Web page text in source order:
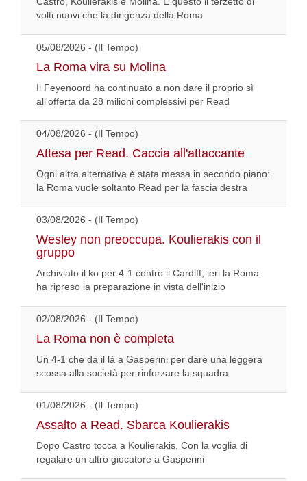
volti nuovi che la dirigenza della Roma
05/08/2026 - (Il Tempo)
La Roma vira su Molina
Il Feyenoord ha continuato a non dare il proprio sì
all'offerta da 28 milioni complessivi per Read
04/08/2026 - (Il Tempo)
Attesa per Read. Caccia all'attaccante
Ogni altra alternativa è stata messa in secondo piano:
la Roma vuole soltanto Read per la fascia destra
03/08/2026 - (Il Tempo)
Wesley non preoccupa. Koulierakis con il
gruppo
Archiviato il ko per 4-1 contro il Cardiff, ieri la Roma
ha ripreso la preparazione in vista dell'inizio
02/08/2026 - (Il Tempo)
La Roma non è completa
Un 4-1 che da il là a Gasperini per dare una leggera
scossa alla società per rinforzare la squadra
01/08/2026 - (Il Tempo)
Assalto a Read. Sbarca Koulierakis
Dopo Castro tocca a Koulierakis. Con la voglia di
regalare un altro giocatore a Gasperini